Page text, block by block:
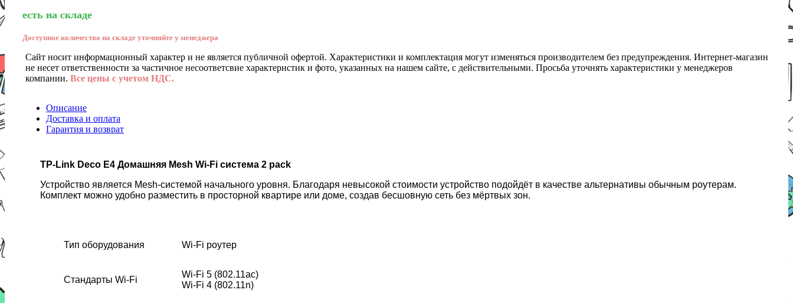
есть на складе
Доступное количество на складе уточняйте у менеджера
Сайт носит информационный характер и не является публичной офертой. Характеристики и комплектация могут изменяться производителем без предупреждения. Интернет-магазин
не несет ответственности за частичное несоответсвие характеристик и фото, указанных на нашем сайте, с действительными. Просьба уточнять характеристики у менеджеров
компании. Все цены с учетом НДС.
Описание
Доставка и оплата
Гарантия и возврат
TP-Link Deco E4 Домашняя Mesh Wi-Fi система 2 pack
Устройство является Mesh-системой начального уровня. Благодаря невысокой стоимости устройство подойдёт в качестве альтернативы обычным роутерам.
Комплект можно удобно разместить в просторной квартире или доме, создав бесшовную сеть без мёртвых зон.
Тип оборудования Wi-Fi роутер
Стандарты Wi-Fi
Wi-Fi 5 (802.11ac)
Wi-Fi 4 (802.11n)